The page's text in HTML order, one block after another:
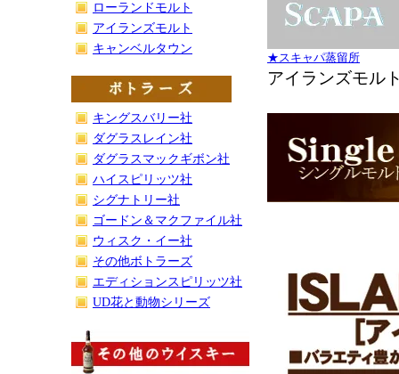
ローランドモルト
アイランズモルト
キャンベルタウン
キングスバリー社
ダグラスレイン社
ダグラスマックギボン社
ハイスピリッツ社
シグナトリー社
ゴードン＆マクファイル社
ウィスク・イー社
その他ボトラーズ
エディションスピリッツ社
UD花と動物シリーズ
★スキャパ蒸留所
アイランズモル